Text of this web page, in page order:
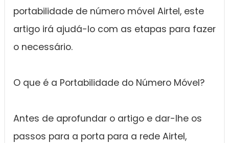
portabilidade de número móvel Airtel, este
artigo irá ajudá-lo com as etapas para fazer
o necessário.
O que é a Portabilidade do Número Móvel?
Antes de aprofundar o artigo e dar-lhe os
passos para a porta para a rede Airtel,